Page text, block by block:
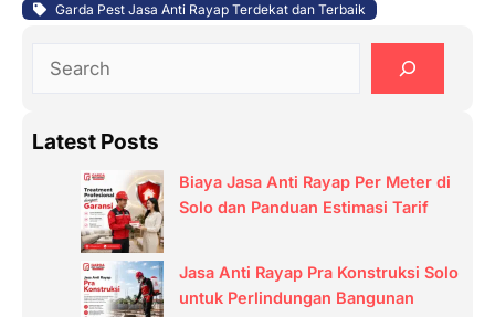
Garda Pest Jasa Anti Rayap Terdekat dan Terbaik
r
Latest Posts
Biaya Jasa Anti Rayap Per Meter di
Solo dan Panduan Estimasi Tarif
Jasa Anti Rayap Pra Konstruksi Solo
untuk Perlindungan Bangunan